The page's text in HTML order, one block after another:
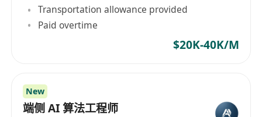
长。
Transportation allowance provided
Paid overtime
$20K-40K/M
New
端侧 AI 算法工程师